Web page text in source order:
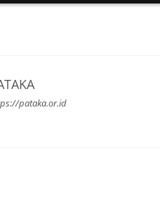
pataka.or.id